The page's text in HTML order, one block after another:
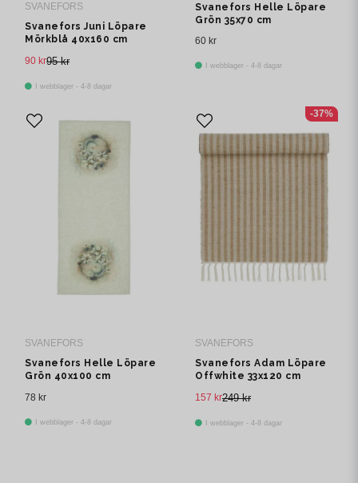
SVANEFORS
Svanefors Juni Löpare
Mörkblå 40x160 cm
95 kr
90 kr
I webblager - 4-8 dagar
Svanefors Helle Löpare
Grön 35x70 cm
60 kr
I webblager - 4-8 dagar
SVANEFORS
Svanefors Helle Löpare
Grön 40x100 cm
78 kr
I webblager - 4-8 dagar
SVANEFORS
Svanefors Adam Löpare
Offwhite 33x120 cm
249 kr
157 kr
I webblager - 4-8 dagar
-37%